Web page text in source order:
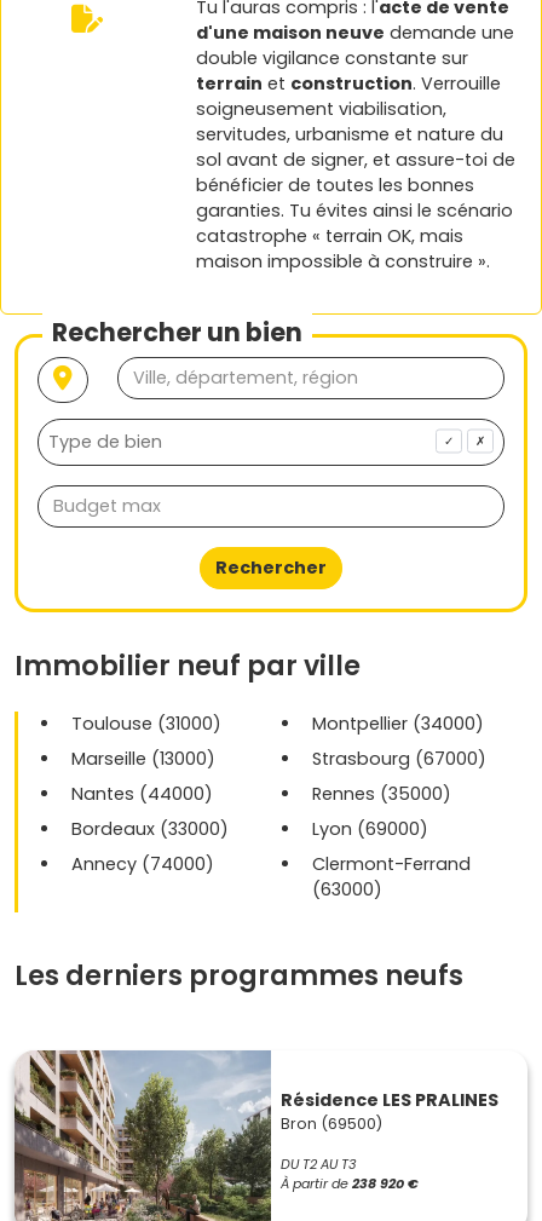
Tu l'auras compris : l'acte de vente
d'une maison neuve demande une
double vigilance constante sur
terrain et construction. Verrouille
soigneusement viabilisation,
servitudes, urbanisme et nature du
sol avant de signer, et assure-toi de
bénéficier de toutes les bonnes
garanties. Tu évites ainsi le scénario
catastrophe « terrain OK, mais
maison impossible à construire ».
Rechercher un bien
✓ ✗
Rechercher
Immobilier neuf par ville
Toulouse (31000)
Montpellier (34000)
Marseille (13000)
Strasbourg (67000)
Nantes (44000)
Rennes (35000)
Bordeaux (33000)
Lyon (69000)
Annecy (74000)
Clermont-Ferrand
(63000)
Les derniers programmes neufs
Résidence LES PRALINES
Bron (69500)
DU T2 AU T3
À partir de238 920 €